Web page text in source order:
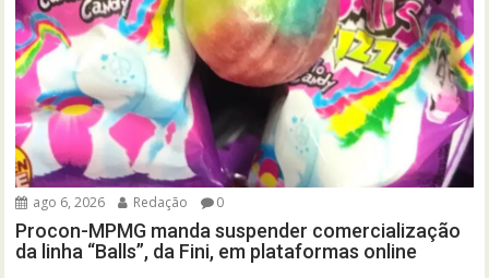
ago 6, 2026 Redação 0
Procon-MPMG manda suspender comercialização
da linha “Balls”, da Fini, em plataformas online